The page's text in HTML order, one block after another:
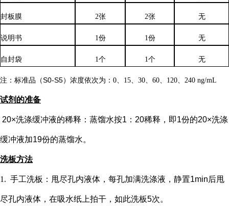
封板膜 2张 2张 无
说明书 1份 1份 无
自封袋 1个 1个 无
注：标准品（S0-S5）浓度依次为： 0、15、30、60、120、240 ng/mL
试剂的准备
20×洗涤缓冲液的稀释：蒸馏水按1：20稀释，即1份的20×洗涤
缓冲液加19份的蒸馏水。
洗板方法
1. 手工洗板：甩尽孔内液体，每孔加满洗涤液，静置1min后甩
尽孔内液体，在吸水纸上拍干，如此洗板5次。